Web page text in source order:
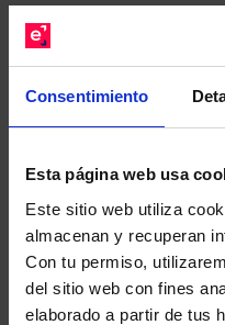
Consentimiento
Esta página web usa
Este sitio web utiliza
almacenan y recuperan
Con tu permiso,
del sitio web con fines
elaborado a partir de tus
gratuito
sus Fondos y nuestros
estudio gratuito de sus